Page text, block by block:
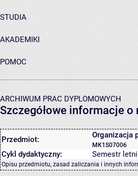
STUDIA
AKADEMIKI
POMOC
ARCHIWUM PRAC DYPLOMOWYCH
Szczegółowe informacje
Przedmiot: Organizacja
MK1S07006
Cykl dydaktyczny: Semestr
Opisu przedmiotu, zasad zaliczania i innych